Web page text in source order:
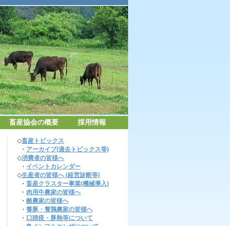
畜産協会の概要 採用情報
◇畜産トピックス
・ アーカイブ(過去トピックス等)
◇消費者の皆様へ
・ イベントカレンダー
◇生産者の皆様へ (経営診断等)
・ 畜産クラスター事業(機械導入)
・ 肉用牛農家の皆様へ
・ 酪農家の皆様へ
・ 養豚・養鶏農家の皆様へ
・ 口蹄疫・豚熱等について